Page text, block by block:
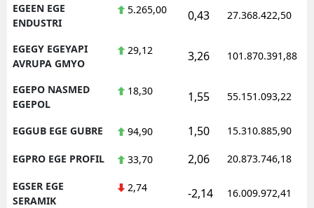
EGEEN EGE
ENDUSTRI
5.265,00 0,43 27.368.422,50
EGEGY EGEYAPI
AVRUPA GMYO
29,12 3,26 101.870.391,88
EGEPO NASMED
EGEPOL
18,30 1,55 55.151.093,22
EGGUB EGE GUBRE 94,90 1,50 15.310.885,90
EGPRO EGE PROFIL 33,70 2,06 20.873.746,18
EGSER EGE
SERAMIK
2,74 -2,14 16.009.972,41